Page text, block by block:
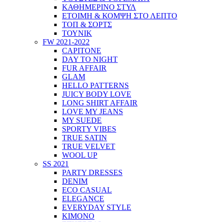
ΚΑΘΗΜΕΡΙΝΟ ΣΤΥΛ
ΕΤΟΙΜΗ & ΚΟΜΨΗ ΣΤΟ ΛΕΠΤΟ
ΤΟΠ & ΣΟΡΤΣ
ΤΟΥΝΙΚ
FW 2021-2022
CAPITONE
DAY TO NIGHT
FUR AFFAIR
GLAM
HELLO PATTERNS
JUICY BODY LOVE
LONG SHIRT AFFAIR
LOVE MY JEANS
MY SUEDE
SPORTY VIBES
TRUE SATIN
TRUE VELVET
WOOL UP
SS 2021
PARTY DRESSES
DENIM
ECO CASUAL
ELEGANCE
EVERYDAY STYLE
KIMONO